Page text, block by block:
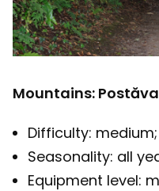
Mountains:
Difficulty: medium;
Seasonality: all
Equipment level: